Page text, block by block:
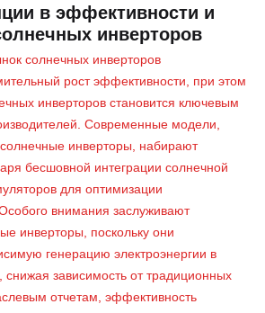
в эффективности и
инверторов
солнечных инверторов
рост эффективности, при этом
инверторов становится ключевым
Современные модели,
солнечные инверторы, набирают
бесшовной интеграции солнечной
для оптимизации
внимания заслуживают
инверторы, поскольку они
генерацию электроэнергии в
зависимость от традиционных
отчетам, эффективность